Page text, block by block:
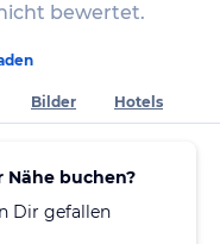
bewertet.
Bilder Hotels
Nähe buchen?
Dir gefallen